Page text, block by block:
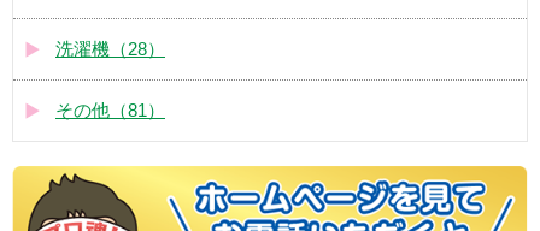
洗濯機（28）
その他（81）